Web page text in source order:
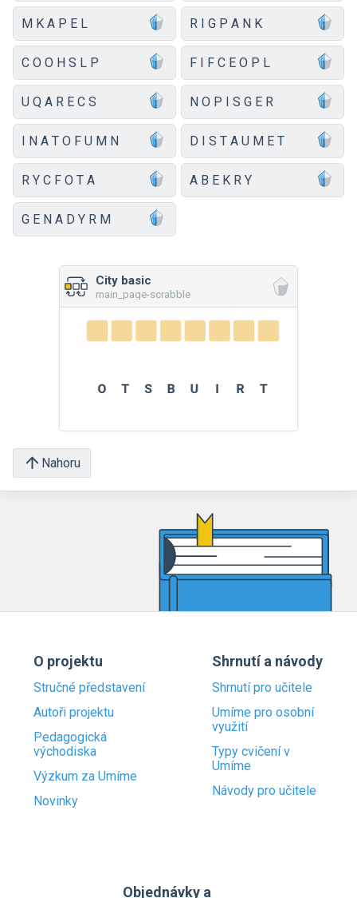
M K A P E L R I G P A N K
C O O H S L P F I F C E O P L
U Q A R E C S N O P I S G E R
I N A T O F U M N D I S T A U M E T
R Y C F O T A A B E K R Y
G E N A D Y R M
City basic
main_page-scrabble
Nahoru
O projektu
Stručné představení
Autoři projektu
Pedagogická
východiska
Výzkum za Umíme
Novinky
Shrnutí a návody
Shrnutí pro učitele
Umíme pro osobní
využití
Typy cvičení v
Umíme
Návody pro učitele
Objednávky a